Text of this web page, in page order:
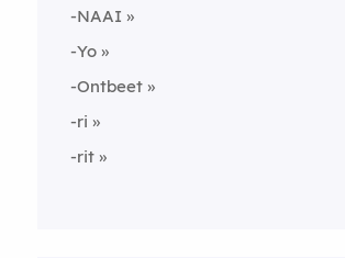
-NAAI
-Yo
-Ontbeet
-ri
-rit